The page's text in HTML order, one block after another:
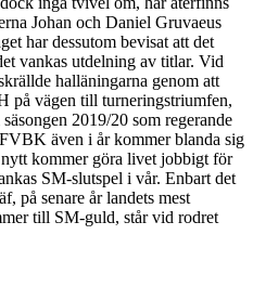
Johan och Daniel Gruvaeus
har dessutom bevisat att det
vankas utdelning av titlar. Vid
halläningarna genom att
på vägen till turneringstriumfen,
2019/20 som regerande
även i år kommer blanda sig
kommer göra livet jobbigt för
SM-slutspel i vår. Enbart det
på senare år landets mest
till SM-guld, står vid rodret